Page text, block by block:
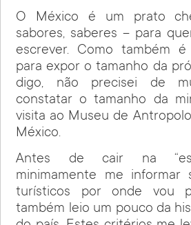
O México é um prato
sabores, saberes – para
escrever. Como também
para expor o tamanho da
digo, não precisei de
constatar o tamanho da
visita ao Museu de
México.
Antes de cair na
minimamente me informar
turísticos por onde vou
também leio um pouco da